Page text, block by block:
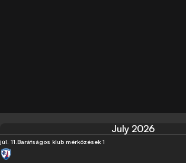
July 2026
júl. 11. Barátságos klub mérközések 1